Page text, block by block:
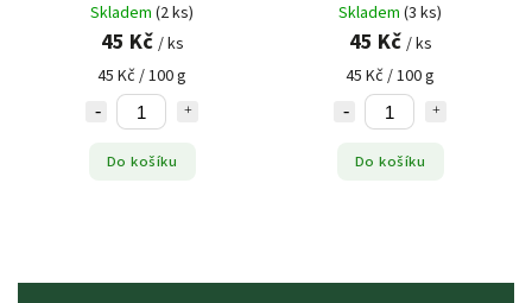
Skladem (2 ks)
45 Kč / ks
45 Kč / 100 g
Do košíku
Skladem (3 ks)
45 Kč / ks
45 Kč / 100 g
Do košíku